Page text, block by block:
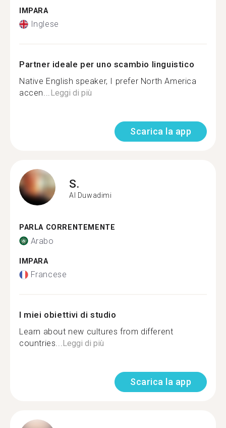
IMPARA
Inglese
Partner ideale per uno scambio linguistico
Native English speaker, I prefer North America
accen...Leggi di più
Scarica la app
S.
Al Duwadimi
PARLA CORRENTEMENTE
Arabo
IMPARA
Francese
I miei obiettivi di studio
Learn about new cultures from different
countries...Leggi di più
Scarica la app